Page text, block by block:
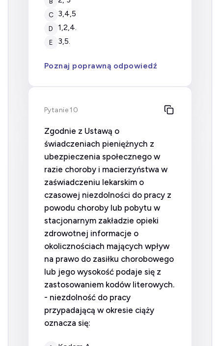
C 3,4,5
D 1,2,4.
E 3,5.
Poznaj poprawną odpowiedź
Pytanie 10
Zgodnie z Ustawą o
świadczeniach pieniężnych z
ubezpieczenia społecznego w
razie choroby i macierzyństwa w
zaświadczeniu lekarskim o
czasowej niezdolności do pracy z
powodu choroby lub pobytu w
stacjonarnym zakładzie opieki
zdrowotnej informacje o
okolicznościach mających wpływ
na prawo do zasiłku chorobowego
lub jego wysokość podaje się z
zastosowaniem kodów Iiterowych.
- niezdolność do pracy
przypadającą w okresie ciąży
oznacza się: